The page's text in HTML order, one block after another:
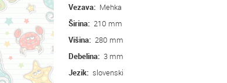
Vezava: Mehka
Širina: 210 mm
Višina: 280 mm
Debelina: 3 mm
Jezik: slovenski